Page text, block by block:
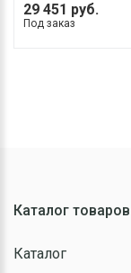
29 451 руб.
Под заказ
Каталог товаров
Каталог